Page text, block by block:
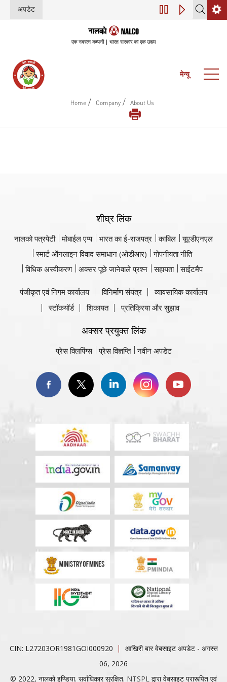
अपडेट डिजिटल परिवर्तन
एक नवरत्न कम्पनी | भारत सरकार का एक उद्यम
मेन्यू
Home / Company / About Us
शीघ्र लिंक
नालको पत्रपेटी मोबाईल एप्प भारत का ई-राजपत्र काबिल
यूएडीएनएल
स्मार्ट ऑनलाइन विवाद समाधान (ओडीआर)
गोपनीयता नीति
विधिक अस्वीकरण
अक्सर पूछे जानेवाले प्रश्न सहायता साईटमैप
पंजीकृत एवं निगम कार्यालय विनिर्माण संयंत्र
व्यावसायिक कार्यालय
स्टॉकयॉर्ड
शिकायत प्रतिक्रिया और सुझाव
अक्सर प्रयुक्त लिंक
प्रेस क्लिपिंग्स प्रेस विज्ञप्ति नवीन अपडेट
CIN: L27203OR1981GOI000920
आखिरी बार वेबसाइट अपडेट - अगस्त
06, 2026
© 2022, नालको इण्डिया. सर्वाधिकार सुरक्षित. NTSPL द्वारा वेबसाइट प्रारूपित एवं